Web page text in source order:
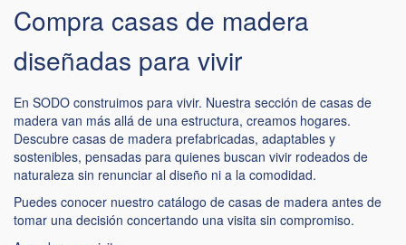
Compra casas de madera
diseñadas para vivir
En SODO construimos para vivir. Nuestra sección de casas de
madera van más allá de una estructura, creamos hogares.
Descubre casas de madera prefabricadas, adaptables y
sostenibles, pensadas para quienes buscan vivir rodeados de
naturaleza sin renunciar al diseño ni a la comodidad.
Puedes conocer nuestro catálogo de casas de madera antes de
tomar una decisión concertando una visita sin compromiso.